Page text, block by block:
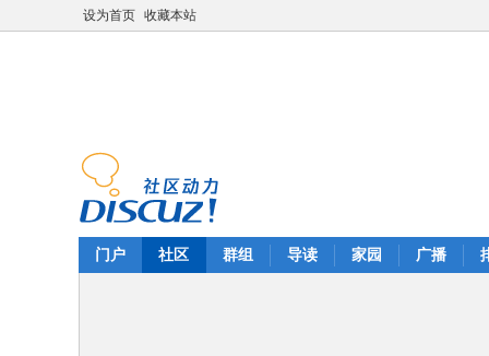
设为首页 收藏本站
门户 社区 群组 导读 家园 广播